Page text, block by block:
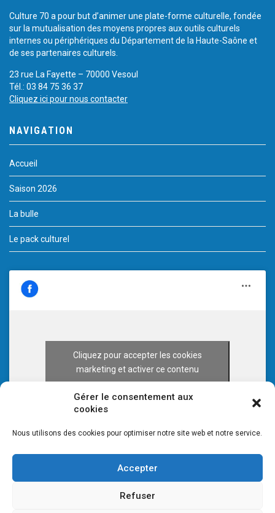
Gérer le consentement aux
cookies
Nous utilisons des cookies pour optimiser notre site web et notre service.
Accepter
Refuser
Culture 70 a pour but d’animer une plate-forme culturelle, fondée
sur la mutualisation des moyens propres aux outils culturels
internes ou périphériques du Département de la Haute-Saône et
de ses partenaires culturels.
23 rue La Fayette – 70000 Vesoul
Tél.: 03 84 75 36 37
Cliquez ici pour nous contacter
NAVIGATION
Accueil
Saison 2026
La bulle
Le pack culturel
Cliquez pour accepter les cookies
marketing et activer ce contenu